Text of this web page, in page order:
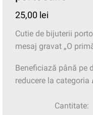
25,00 lei
Cutie de bijuterii
mesaj gravat „O
Beneficiază până pe
reducere la categoria